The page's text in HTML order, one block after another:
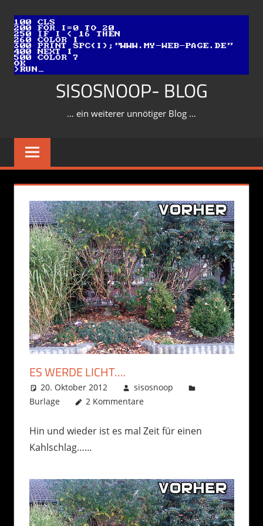
Inhalt
springen
SISOSNOOP- BLOG
… ein weiterer unnötiger Blog …
ES WERDE LICHT….
20. Oktober 2012
sisosnoop
Burlage
2 Kommentare
Hin und wieder ist es mal Zeit für einen
Kahlschlag……